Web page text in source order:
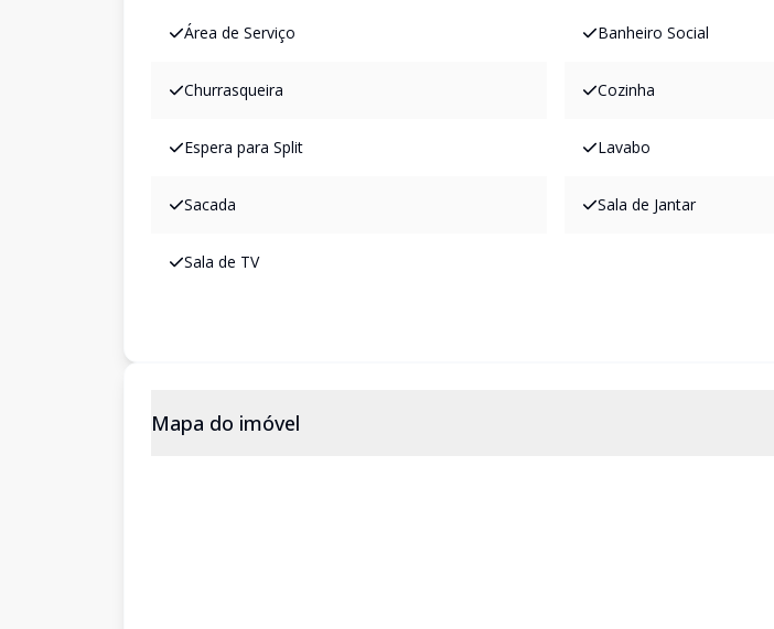
Área de Serviço Banheiro Social
Churrasqueira Cozinha
Espera para Split Lavabo
Sacada Sala de Jantar
Sala de TV
Mapa do imóvel